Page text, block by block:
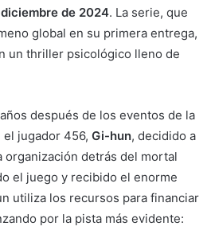
de 2024. La serie, que
global en su primera entrega,
un thriller psicológico lleno de
después de los eventos de la
jugador 456, Gi-hun, decidido a
organización detrás del mortal
el juego y recibido el enorme
utiliza los recursos para financiar
por la pista más evidente: